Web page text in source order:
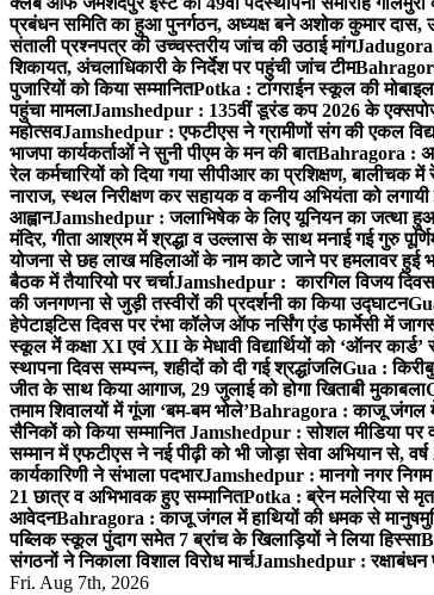
प्रबंधन समिति का हुआ पुनर्गठन, अध्यक्ष बने अशोक कुमार दास,
संताली प्रश्नपत्र की उच्चस्तरीय जांच की उठाई मांगJadugora
शिकायत, अंचलाधिकारी के निर्देश पर पहुंची जांच टीम
पुजारियों को किया सम्मानितPotka : टांगराईन स्कूल की
पहुंचा मामलाJamshedpur : 135वीं डूरंड कप 2026 के
महोत्सवJamshedpur : एफटीएस ने ग्रामीणों संग की एकल
भाजपा कार्यकर्ताओं ने सुनी पीएम के मन की बातBahragora :
रेल कर्मचारियों को दिया गया सीपीआर का प्रशिक्षण,
नाराज, स्थल निरीक्षण कर सहायक व कनीय अभियंता को
आह्वानJamshedpur : जलाभिषेक के लिए यूनियन का जत्था हुआ
मंदिर, गीता आश्रम में श्रद्धा व उल्लास के साथ मनाई गई गुरु
योजना से छह लाख महिलाओं के नाम काटे जाने पर हमलावर हुई
बैठक में तैयारियो पर चर्चाJamshedpur : कारगिल विजय दिवस
की जनगणना से जुड़ी तस्वीरों की प्रदर्शनी का किया उद्घाटन
हेपेटाइटिस दिवस पर रंभा कॉलेज ऑफ नर्सिंग एंड फार्मेसी में
स्कूल में कक्षा XI एवं XII के मेधावी विद्यार्थियों को ‘ऑनर कार्ड’
स्थापना दिवस सम्पन्न, शहीदों को दी गई श्रद्धांजलिGua :
जीत के साथ किया आगाज, 29 जुलाई को होगा खिताबी मुकाबला
तमाम शिवालयों में गूंजा ‘बम-बम भोले’Bahragora : काजू जंगल में
सैनिकों को किया सम्मानितJamshedpur : सोशल मीडिया पर
सम्मान में एफटीएस ने नई पीढ़ी को भी जोड़ा सेवा अभियान से, वर्ष
कार्यकारिणी ने संभाला पदभारJamshedpur : मानगो नगर
21 छात्र व अभिभावक हुए सम्मानितPotka : ब्रेन मलेरिया से मृत
आवेदनBahragora : काजू जंगल में हाथियों की धमक से
पब्लिक स्कूल पुंदाग समेत 7 ब्रांच के खिलाड़ियों ने लिया हिस्सा
संगठनों ने निकाला विशाल विरोध मार्चJamshedpur :
Fri. Aug 7th, 2026